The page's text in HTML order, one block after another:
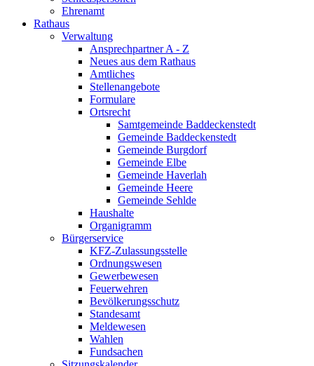
Ehrenamt
Rathaus
Verwaltung
Ansprechpartner A - Z
Neues aus dem Rathaus
Amtliches
Stellenangebote
Formulare
Ortsrecht
Samtgemeinde Baddeckenstedt
Gemeinde Baddeckenstedt
Gemeinde Burgdorf
Gemeinde Elbe
Gemeinde Haverlah
Gemeinde Heere
Gemeinde Sehlde
Haushalte
Organigramm
Bürgerservice
KFZ-Zulassungsstelle
Ordnungswesen
Gewerbewesen
Feuerwehren
Bevölkerungsschutz
Standesamt
Meldewesen
Wahlen
Fundsachen